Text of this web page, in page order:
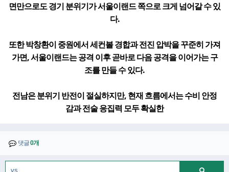
면만으로도 경기 분위기가 서울이랜드 쪽으로 크게 넘어갈 수 있
다.
또한 박창환이 중원에서 세컨볼 경합과 전진 압박을 꾸준히 가져
가면, 서울이랜드는 공격 이후 곧바로 다음 공격을 이어가는 구
조를 만들 수 있다.
전남은 분위기 반전이 절실하지만, 현재 흐름에서는 수비 안정
감과 전술 응집력 모두 확실한
댓글0개